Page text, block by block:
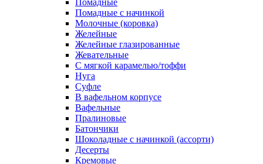
Помадные
Помадные с начинкой
Молочные (коровка)
Желейные
Желейные глазированные
Жевательные
С мягкой карамелью/тоффи
Нуга
Суфле
В вафельном корпусе
Вафельные
Пралиновые
Батончики
Шоколадные с начинкой (ассорти)
Десерты
Кремовые